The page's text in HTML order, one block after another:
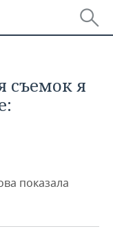
съемок я
показала